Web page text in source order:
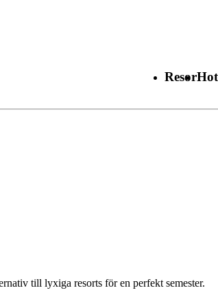
Resor
till lyxiga resorts för en perfekt semester.